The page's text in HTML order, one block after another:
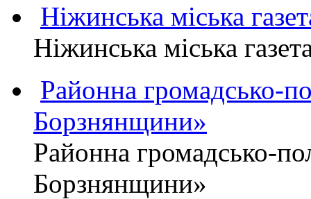
Ніжинська міська
Ніжинська міська
Районна громадсько-
Борзнянщини»
Районна громадсько-
Борзнянщини»